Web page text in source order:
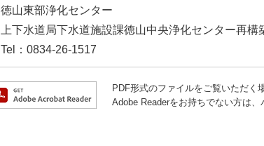
徳山東部浄化センター
上下水道局下水道施設課徳山中央浄化センター再構
Tel：0834-26-1517
PDF形式のファイルをご覧いただく
Adobe Readerをお持ちでない方は